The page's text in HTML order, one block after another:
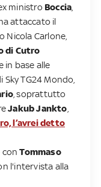
ministro Boccia
attaccato il
Nicola Carlone,
di Cutro
in base alle
Sky TG24 Mondo,
, soprattutto
Jakub Jankto
l’avrei detto
conTommaso
l'intervista alla